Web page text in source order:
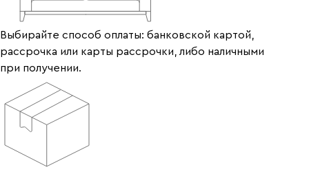
Выбирайте способ оплаты: банковской картой,
рассрочка или карты рассрочки, либо наличными
при получении.